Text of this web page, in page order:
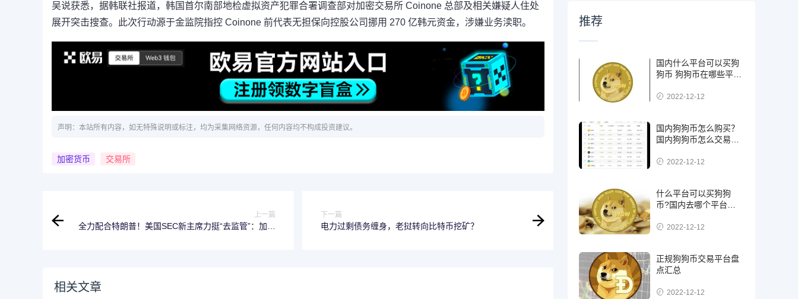
吴说获悉，据韩联社报道，韩国首尔南部地检虚拟资产犯罪合署调查部对加密交易所 Coinone 总部及相关嫌疑人住处
展开突击搜查。此次行动源于金监院指控 Coinone 前代表无担保向控股公司挪用 270 亿韩元资金，涉嫌业务渎职。
声明：本站所有内容，如无特殊说明或标注，均为采集网络资源，任何内容均不构成投资建议。
加密货币 交易所
上一篇
全力配合特朗普！美国SEC新主席力挺“去监管”：加密
下一篇
电力过剩债务缠身，老挝转向比特币挖矿？
相关文章
推荐
国内什么平台可以买狗
狗币 狗狗币在哪些平台
2022-12-12
国内狗狗币怎么购买？
国内狗狗币怎么交易使
2022-12-12
什么平台可以买狗狗
币?国内去哪个平台买
2022-12-12
正规狗狗币交易平台盘
点汇总
2022-12-12